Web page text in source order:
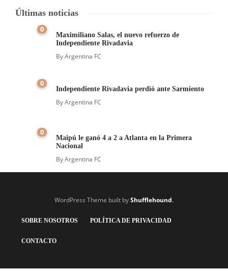
Últimas noticias
0
Maximiliano Salas, el nuevo refuerzo de
Independiente Rivadavia
ByArgentina FC
0
Independiente Rivadavia perdió ante Sarmiento
ByArgentina FC
0
Maipú le ganó 4 a 2 a Atlanta en la Primera
Nacional
ByArgentina FC
WordPress Theme built byShufflehound.
SOBRE NOSOTROS POLÍTICA DE PRIVACIDAD
CONTACTO